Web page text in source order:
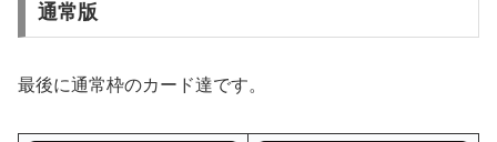
通常版
最後に通常枠のカード達です。